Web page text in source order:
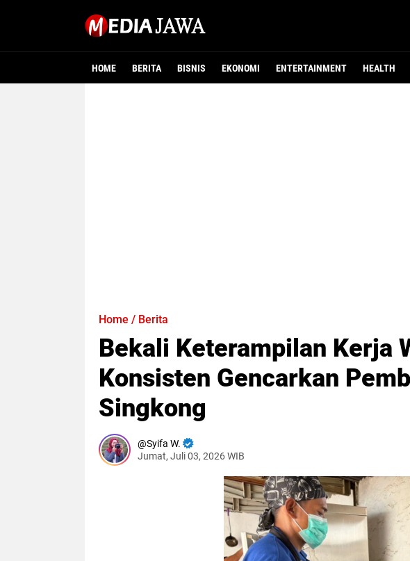
HOME BERITA BISNIS EKONOMI ENTERTAINMENT HEALTH
Home / Berita
Bekali Keterampilan Kerja
Konsisten Gencarkan
Singkong
Syifa W.
Jumat, Juli 03, 2026 WIB